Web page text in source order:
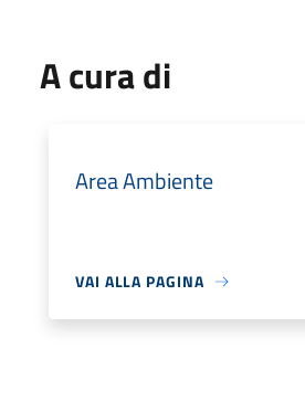
A cura di
Area Ambiente
VAI ALLA PAGINA